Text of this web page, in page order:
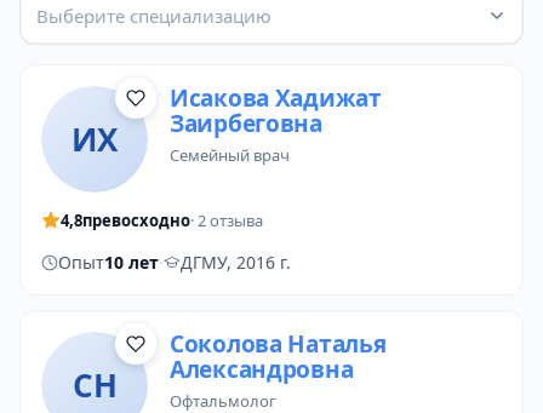
Выберите специализацию
ИХ
Исакова Хадижат
Заирбеговна
семейный врач
4,8превосходно· 2 отзыва
Опыт10 лет· ДГМУ, 2016 г.
СН
Соколова Наталья
Александровна
офтальмолог